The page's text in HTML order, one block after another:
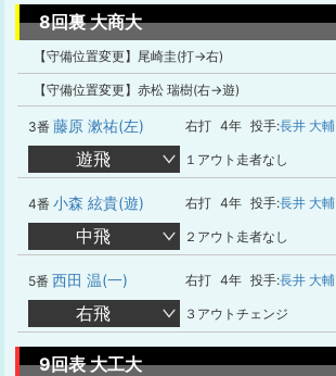
8回裏 大商大
【守備位置変更】尾崎圭(打→右)
【守備位置変更】赤松 瑞樹(右→遊)
3番 藤原 漱祐(左) 右打 4年 投手:長井 大輔
遊飛 １アウト走者なし
4番 小森 絃貴(遊) 右打 4年 投手:長井 大輔
中飛 ２アウト走者なし
5番 西田 温(一) 右打 4年 投手:長井 大輔
右飛 ３アウトチェンジ
9回表 大工大